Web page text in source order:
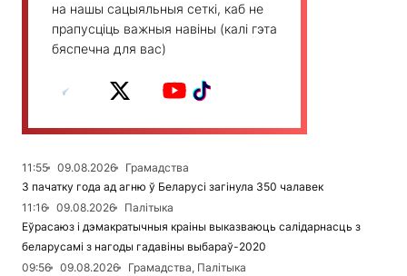
на нашы сацыяльныя сеткі, каб не
прапусціць важныя навіны (калі гэта
бяспечна для вас)
11:55 09.08.2026
Грамадства
З пачатку года ад агню ў Беларусі загінула 350 чалавек
11:16
09.08.2026
Палітыка
Еўрасаюз і дэмакратычныя краіны выказваюць салідарнасць з
беларусамі з нагоды гадавіны выбараў-2020
09:56
09.08.2026
Грамадства, Палітыка